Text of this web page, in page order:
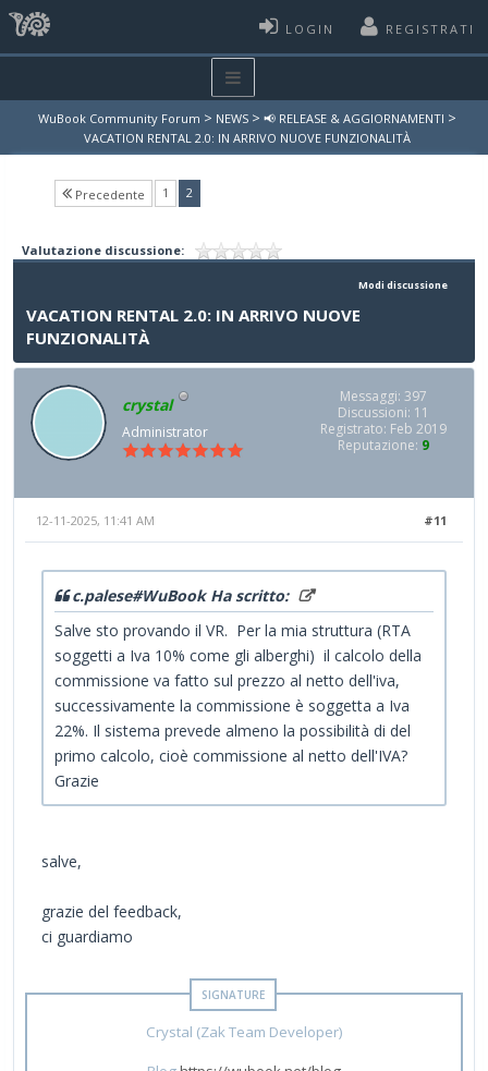
LOGIN REGISTRATI
WuBook Community Forum > NEWS > 📢 RELEASE & AGGIORNAMENTI >
VACATION RENTAL 2.0: IN ARRIVO NUOVE FUNZIONALITÀ
Precedente 1 2(current)
Valutazione discussione:
Modi discussione
VACATION RENTAL 2.0: IN ARRIVO NUOVE
FUNZIONALITÀ
crystal
Administrator
Messaggi: 397
Discussioni: 11
Registrato: Feb 2019
Reputazione: 9
#11
12-11-2025, 11:41 AM
c.palese#WuBook Ha scritto:
Salve sto provando il VR. Per la mia struttura (RTA
soggetti a Iva 10% come gli alberghi) il calcolo della
commissione va fatto sul prezzo al netto dell'iva,
successivamente la commissione è soggetta a Iva
22%. Il sistema prevede almeno la possibilità di del
primo calcolo, cioè commissione al netto dell'IVA?
Grazie
salve,
grazie del feedback,
ci guardiamo
Crystal (Zak Team Developer)